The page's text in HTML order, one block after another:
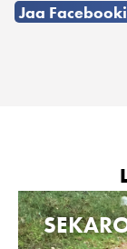
Jaa